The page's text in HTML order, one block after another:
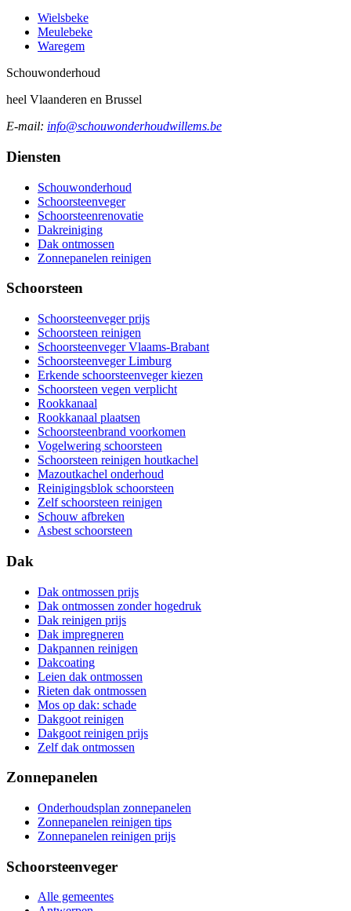
Wielsbeke
Meulebeke
Waregem
Schouwonderhoud
heel Vlaanderen en Brussel
E-mail: info@schouwonderhoudwillems.be
Diensten
Schouwonderhoud
Schoorsteenveger
Schoorsteenrenovatie
Dakreiniging
Dak ontmossen
Zonnepanelen reinigen
Schoorsteen
Schoorsteenveger prijs
Schoorsteen reinigen
Schoorsteenveger Vlaams-Brabant
Schoorsteenveger Limburg
Erkende schoorsteenveger kiezen
Schoorsteen vegen verplicht
Rookkanaal
Rookkanaal plaatsen
Schoorsteenbrand voorkomen
Vogelwering schoorsteen
Schoorsteen reinigen houtkachel
Mazoutkachel onderhoud
Reinigingsblok schoorsteen
Zelf schoorsteen reinigen
Schouw afbreken
Asbest schoorsteen
Dak
Dak ontmossen prijs
Dak ontmossen zonder hogedruk
Dak reinigen prijs
Dak impregneren
Dakpannen reinigen
Dakcoating
Leien dak ontmossen
Rieten dak ontmossen
Mos op dak: schade
Dakgoot reinigen
Dakgoot reinigen prijs
Zelf dak ontmossen
Zonnepanelen
Onderhoudsplan zonnepanelen
Zonnepanelen reinigen tips
Zonnepanelen reinigen prijs
Schoorsteenveger
Alle gemeentes